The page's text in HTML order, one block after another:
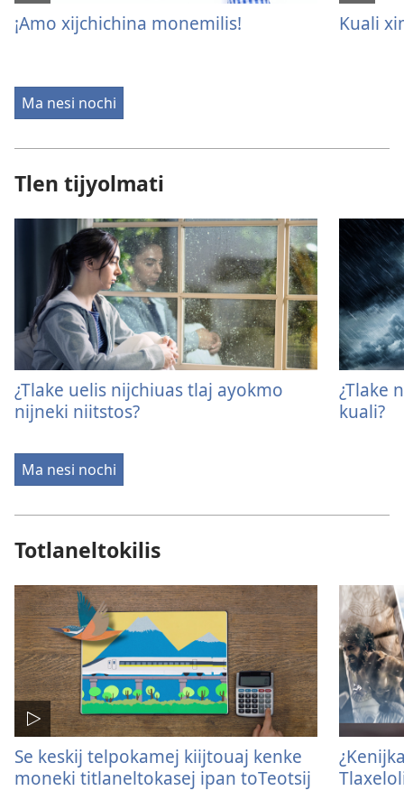
¡Amo xijchichina monemilis! Kuali
Ma nesi nochi
Tlen tijyolmati
¿Tlake uelis nijchiuas tlaj ayokmo
nijneki niitstos?
¿Tlake
kuali?
Ma nesi nochi
Totlaneltokilis
Se keskij telpokamej kiijtouaj kenke
moneki titlaneltokasej ipan toTeotsij